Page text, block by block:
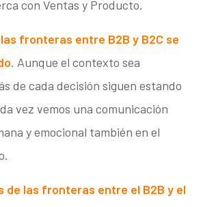
con Ventas y Producto.
las fronteras entre B2B y B2C se
. Aunque el contexto sea
de cada decisión siguen estando
vez vemos una comunicación
y emocional también en el
de las fronteras entre el B2B y el